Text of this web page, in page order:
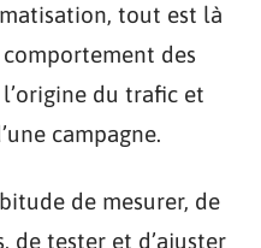
tout est là
des
du trafic et
campagne.
de mesurer, de
de tester et d’ajuster